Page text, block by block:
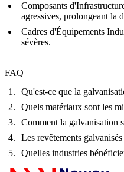
Composants
agressives, prolongeant la
Cadres d'Équipements
sévères.
FAQ
Qu'est-ce que la
Quels matériaux sont les
Comment la galvanisation
Les revêtements
Quelles industries